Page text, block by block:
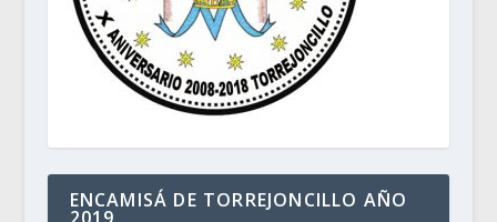
ENCAMISÁ DE TORREJONCILLO AÑO